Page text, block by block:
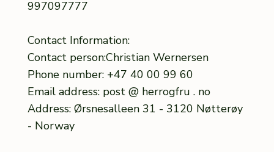
997097777
Contact Information:
Contact person:Christian Wernersen
Phone number: +47 40 00 99 60
Email address: post @ herrogfru . no
Address: Ørsnesalleen 31 - 3120 Nøtterøy
- Norway